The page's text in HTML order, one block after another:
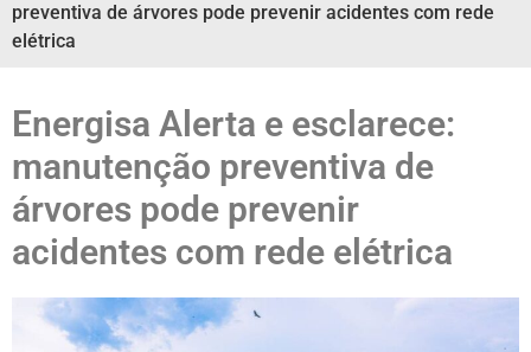
preventiva de árvores pode prevenir acidentes com rede
elétrica
Energisa Alerta e esclarece:
manutenção preventiva de
árvores pode prevenir
acidentes com rede elétrica